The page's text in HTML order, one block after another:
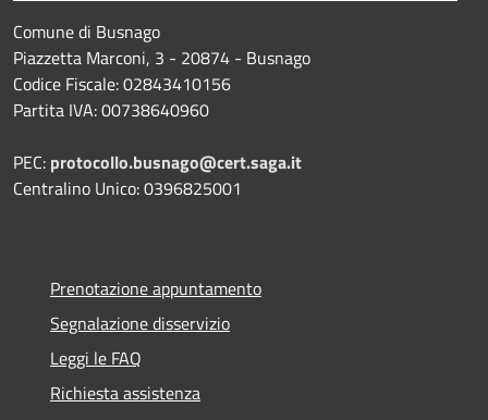
Comune di Busnago
Piazzetta Marconi, 3 - 20874 - Busnago
Codice Fiscale: 02843410156
Partita IVA: 00738640960
PEC: protocollo.busnago@cert.saga.it
Centralino Unico: 0396825001
Prenotazione appuntamento
Segnalazione disservizio
Leggi le FAQ
Richiesta assistenza